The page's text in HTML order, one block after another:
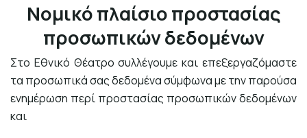
Νομικό πλαίσιο προστασίας
προσωπικών δεδομένων
Στο Εθνικό Θέατρο συλλέγουμε και επεξεργαζόμαστε
τα προσωπικά σας δεδομένα σύμφωνα με την παρούσα
ενημέρωση περί προστασίας προσωπικών δεδομένων
και